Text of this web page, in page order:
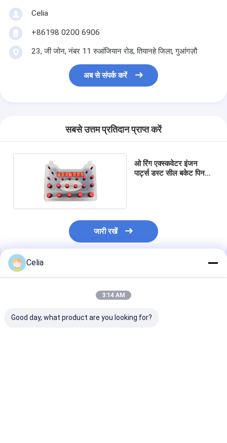
Celia
+86198 0200 6906
23, जी जोन, नंबर 11 रुआंजियान रोड, तियानहे जिला, गुआंगज़ौ
अब से संपर्क करें
सबसे उत्तम प्रतिदान प्राप्त करें
ओ रिंग एक्स्कवेटर इंजन
पार्ट्स डस्ट सील बकेट पिन
जारी रखें
अनुशंसित उत्पाद
Celia
3:14 AM
Good day, what product are you looking for?